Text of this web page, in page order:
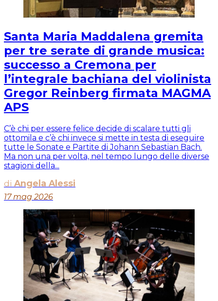
Santa Maria Maddalena gremita
per tre serate di grande musica:
successo a Cremona per
l’integrale bachiana del violinista
Gregor Reinberg firmata MAGMA
APS
C’è chi per essere felice decide di scalare tutti gli
ottomila e c’è chi invece si mette in testa di eseguire
tutte le Sonate e Partite di Johann Sebastian Bach.
Ma non una per volta, nel tempo lungo delle diverse
stagioni della...
di Angela Alessi
17 mag 2026